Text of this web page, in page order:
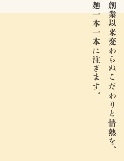
創業以来変わらぬこだわりと情熱を、
麺一本一本に注ぎます。